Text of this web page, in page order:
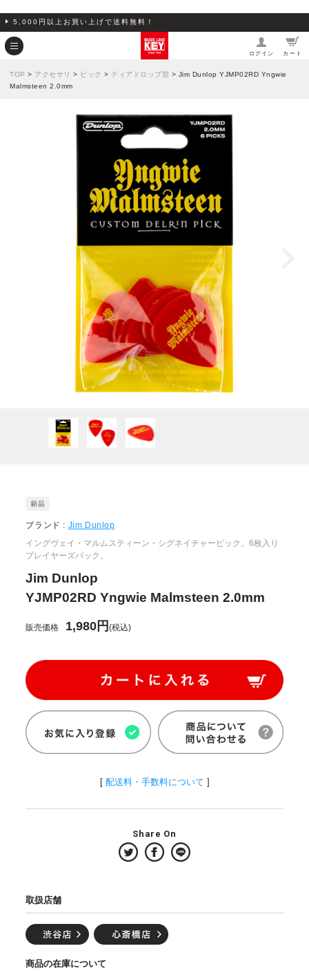
5,000円以上お買い上げで送料無料！
ログイン カート
TOP > アクセサリ > ピック > ティアドロップ型 > Jim Dunlop YJMP02RD Yngwie
Malmsteen 2.0mm
ブランド : Jim Dunlop
イングヴェイ・マルムスティーン・シグネイチャーピック。6枚入り
プレイヤーズパック。
Jim Dunlop
YJMP02RD Yngwie Malmsteen 2.0mm
販売価格 1,980円(税込)
[ 配送料・手数料について ]
Share On
取扱店舗
商品の在庫について